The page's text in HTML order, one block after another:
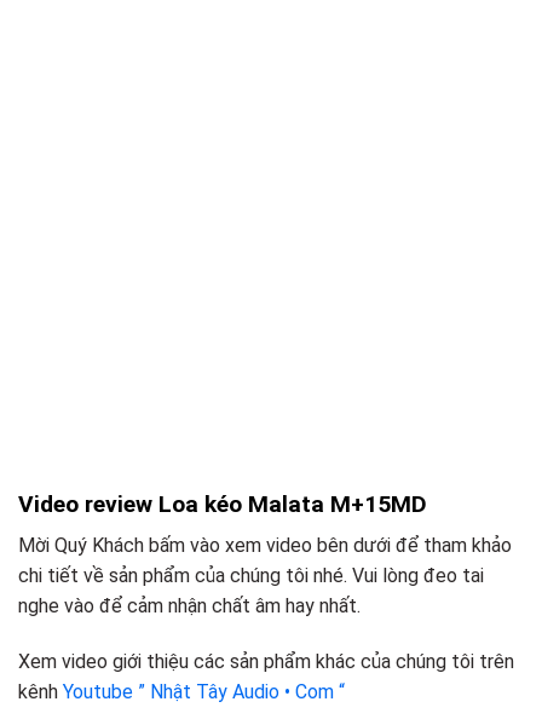
Video review Loa kéo Malata M+15MD
Mời Quý Khách bấm vào xem video bên dưới để tham khảo
chi tiết về sản phẩm của chúng tôi nhé. Vui lòng đeo tai
nghe vào để cảm nhận chất âm hay nhất.
Xem video giới thiệu các sản phẩm khác của chúng tôi trên
kênh Youtube ” Nhật Tây Audio • Com “